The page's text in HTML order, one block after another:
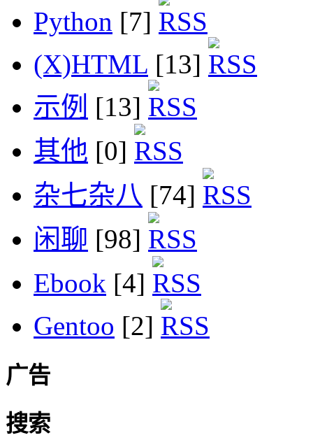
Python [7]
(X)HTML [13]
示例 [13]
其他 [0]
杂七杂八 [74]
闲聊 [98]
Ebook [4]
Gentoo [2]
广告
搜索